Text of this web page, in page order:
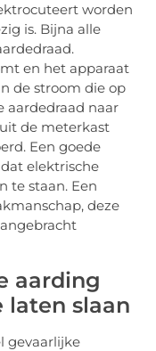
worden
is. Bijna alle
en het apparaat
de stroom die op
aardedraad naar
de meterkast
Een goede
elektrische
te staan. Een
deze
aarding
laten slaan
gevaarlijke